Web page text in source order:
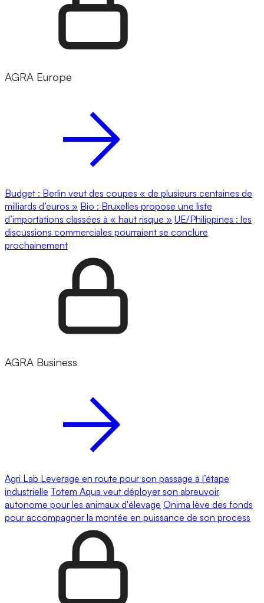
AGRA Europe
Budget : Berlin veut des coupes « de plusieurs centaines de
milliards d’euros » Bio : Bruxelles propose une liste
d’importations classées à « haut risque » UE/Philippines : les
discussions commerciales pourraient se conclure
prochainement
AGRA Business
Agri Lab Leverage en route pour son passage à l’étape
industrielle Totem Aqua veut déployer son abreuvoir
autonome pour les animaux d'élevage Onima lève des fonds
pour accompagner la montée en puissance de son process